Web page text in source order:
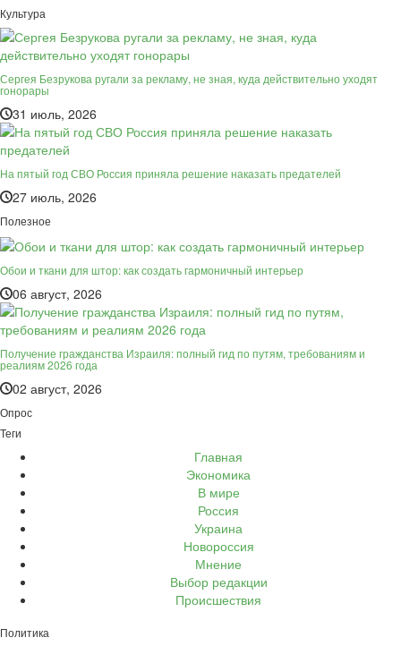
Культура
Сергея Безрукова ругали за рекламу, не зная, куда действительно уходят
гонорары
31 июль, 2026
На пятый год СВО Россия приняла решение наказать предателей
27 июль, 2026
Полезное
Обои и ткани для штор: как создать гармоничный интерьер
06 август, 2026
Получение гражданства Израиля: полный гид по путям, требованиям и
реалиям 2026 года
02 август, 2026
Опрос
Теги
Главная
Экономика
В мире
Россия
Украина
Новороссия
Мнение
Выбор редакции
Происшествия
Политика